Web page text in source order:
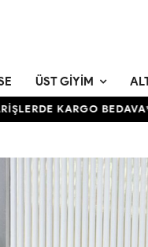
ÜST GIYIM
KARGO BEDAVA✨